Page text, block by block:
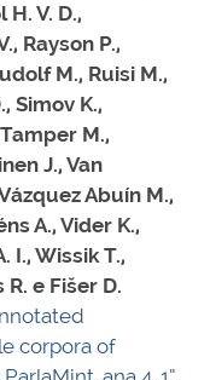
V. D.,
Rayson P.,
M., Ruisi M.,
Simov K.,
M.,
J., Van
Abuín M.,
A., Vider K.,
I., Wissik T.,
e Fišer D.
corpora of